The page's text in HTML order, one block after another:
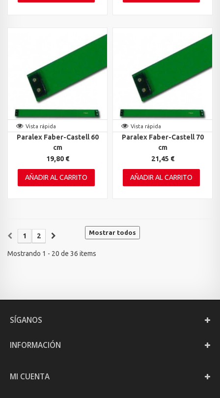
Vista rápida
Paralex Faber-Castell 60
cm
19,80 €
AÑADIR AL CARRITO
Vista rápida
Paralex Faber-Castell 70
cm
21,45 €
AÑADIR AL CARRITO
Mostrar todos
1 2
Mostrando 1 - 20 de 36 items
SÍGANOS
INFORMACIÓN
MI CUENTA